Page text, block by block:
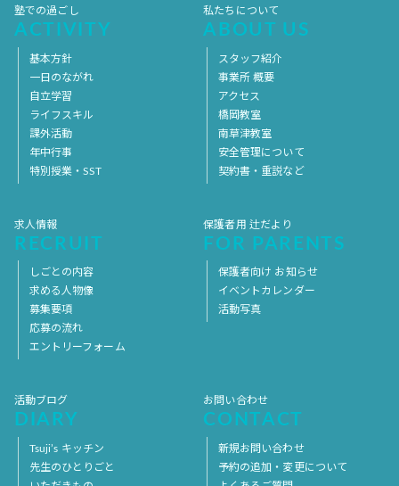
塾での過ごし
ACTIVITY
基本方針
一日のながれ
自立学習
ライフスキル
課外活動
年中行事
特別授業・SST
私たちについて
ABOUT US
スタッフ紹介
事業所 概要
アクセス
橋岡教室
南草津教室
安全管理について
契約書・重説など
求人情報
RECRUIT
しごとの内容
求める人物像
募集要項
応募の流れ
エントリーフォーム
保護者用 辻だより
FOR PARENTS
保護者向け お知らせ
イベントカレンダー
活動写真
活動ブログ
DIARY
Tsuji’s キッチン
先生のひとりごと
お問い合わせ
CONTACT
新規お問い合わせ
予約の追加・変更について